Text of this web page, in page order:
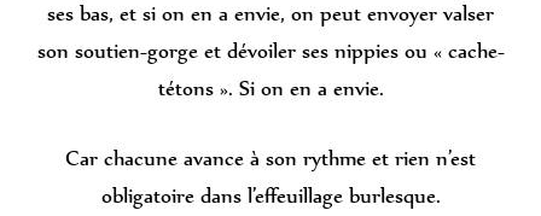
ses bas, et si on en a envie, on peut envoyer valser
son soutien-gorge et dévoiler ses nippies ou « cache-
tétons ». Si on en a envie.
Car chacune avance à son rythme et rien n’est
obligatoire dans l’effeuillage burlesque.